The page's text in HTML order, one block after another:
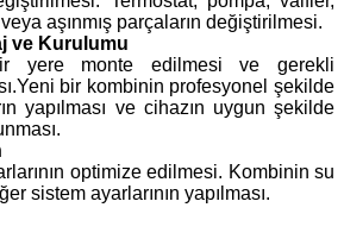
aşınmış parçaların değiştirilmesi.
ve Kurulumu
yere monte edilmesi ve gerekli
bir kombinin profesyonel şekilde
yapılması ve cihazın uygun şekilde
optimize edilmesi. Kombinin su
sistem ayarlarının yapılması.